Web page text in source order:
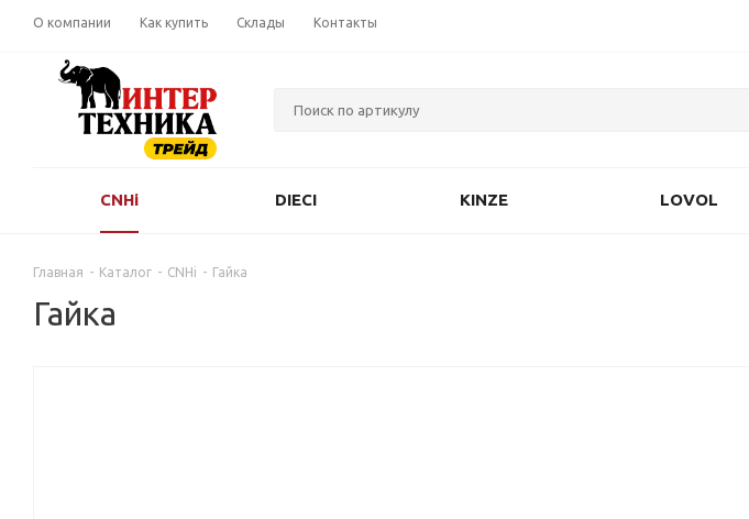
О компании Как купить Склады Контакты
CNHi DIECI KINZE LOVOL
Главная - Каталог - CNHi - Гайка
Гайка